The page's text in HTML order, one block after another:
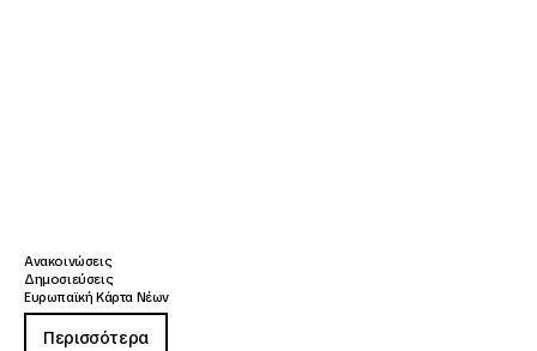
Ανακοινώσεις
Δημοσιεύσεις
Ευρωπαϊκή Κάρτα Νέων
Περισσότερα